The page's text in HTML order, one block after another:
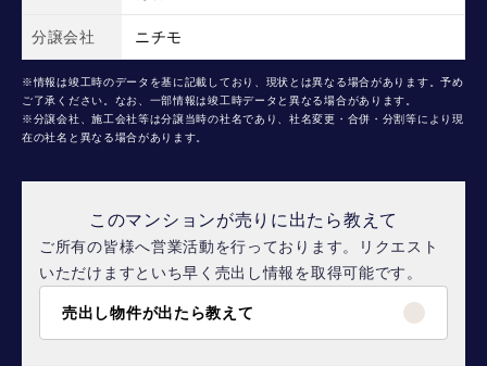
分譲会社 ニチモ
※情報は竣工時のデータを基に記載しており、現状とは異なる場合があります。予め
ご了承ください。なお、一部情報は竣工時データと異なる場合があります。
※分譲会社、施工会社等は分譲当時の社名であり、社名変更・合併・分割等により現
在の社名と異なる場合があります。
このマンションが売りに出たら教えて
ご所有の皆様へ営業活動を行っております。リクエスト
いただけますといち早く売出し情報を取得可能です。
売出し物件が出たら教えて